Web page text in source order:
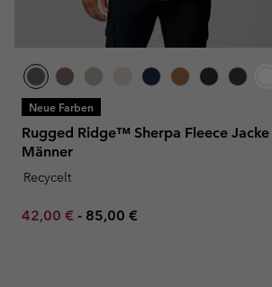
Neue Farben
Rugged Ridge™ Sherpa Fleece
Männer
Recycelt
Minimum sale price:
42,00 € - Maximum price:
85,00 €